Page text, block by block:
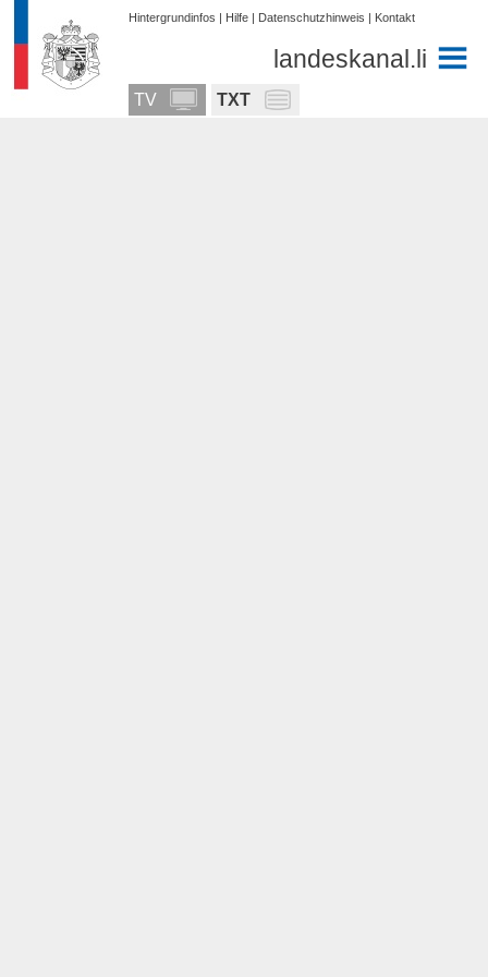
Hintergrundinfos | Hilfe | Datenschutzhinweis | Kontakt
landeskanal.li
TV TXT